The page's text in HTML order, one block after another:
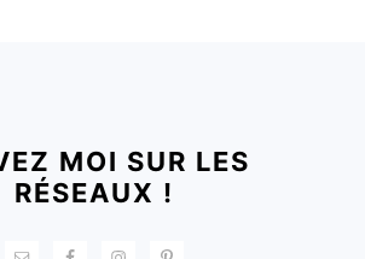
MOI SUR LES
RÉSEAUX !